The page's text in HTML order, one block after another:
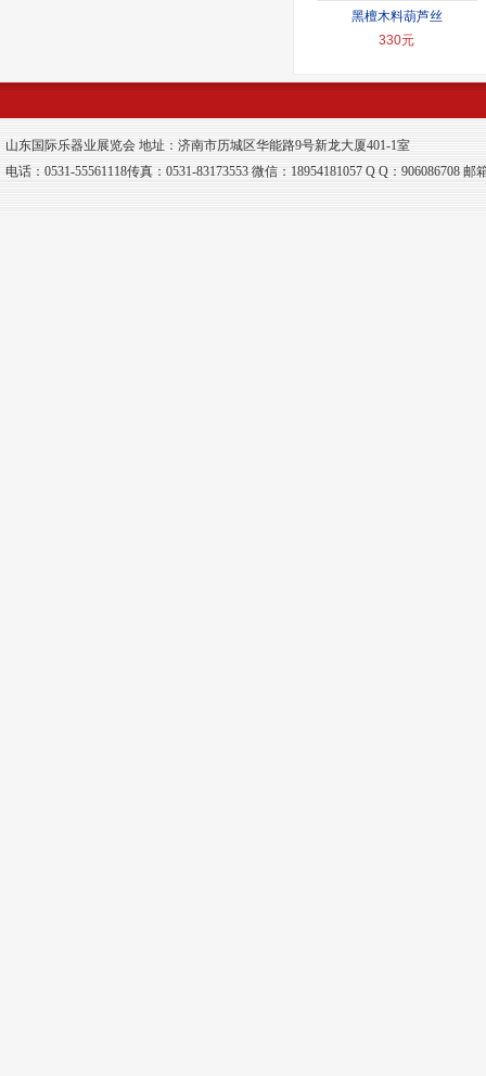
黑檀木料葫芦丝
330元
山东国际乐器业展览会 地址：济南市历城区华能路9号新龙大厦401-1室
电话：0531-55561118传真：0531-83173553 微信：18954181057 Q Q：906086708 邮